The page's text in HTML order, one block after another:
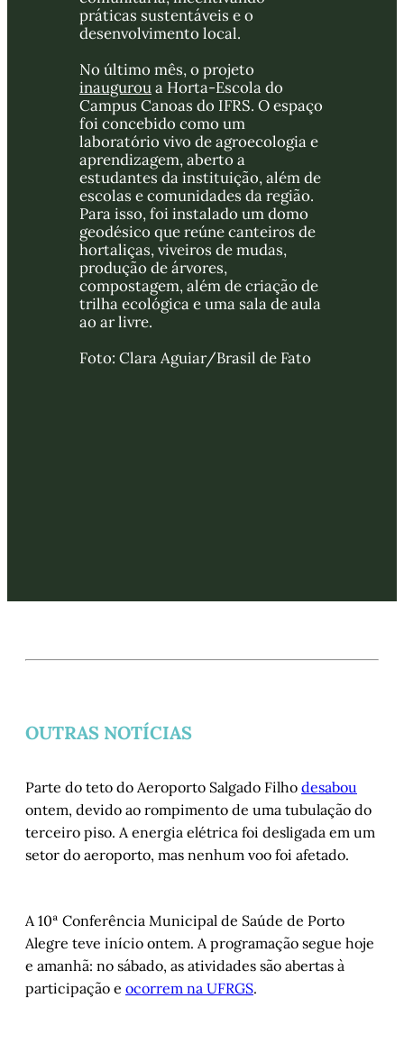
práticas sustentáveis e o
desenvolvimento local.
inaugurou a Horta-Escola do
Campus Canoas do IFRS. O espaço
foi concebido como um
laboratório vivo de agroecologia e
aprendizagem, aberto a
estudantes da instituição, além de
escolas e comunidades da região.
Para isso, foi instalado um domo
geodésico que reúne canteiros de
hortaliças, viveiros de mudas,
produção de árvores,
compostagem, além de criação de
trilha ecológica e uma sala de aula
ao ar livre.
Foto: Clara Aguiar/Brasil de Fato
OUTRAS NOTÍCIAS
Parte do teto do Aeroporto Salgado Filho desabou
ontem, devido ao rompimento de uma tubulação do
terceiro piso. A energia elétrica foi desligada em um
setor do aeroporto, mas nenhum voo foi afetado.
A 10ª Conferência Municipal de Saúde de Porto
Alegre teve início ontem. A programação segue hoje
e amanhã: no sábado, as atividades são abertas à
participação e ocorrem na UFRGS.